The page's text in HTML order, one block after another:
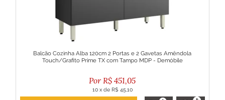
Balcão Cozinha Alba 120cm 2 Portas e 2 Gavetas Amêndola
Touch/Grafito Prime TX com Tampo MDP - Demóbile
R$ 451,05
10 x de R$ 45,10